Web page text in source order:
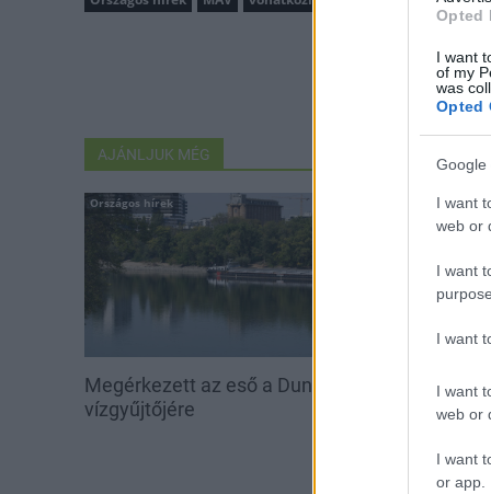
Opted
I want
of my
was
Opted
Google
I want
web or
I want
I want
I want
web or
I want
or app.
AJÁNLJUK MÉG
Országos hírek
Megérkezett az eső a Duna
vízgyűjtőjére
Országos hírek